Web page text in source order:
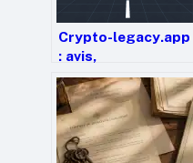
Crypto-legacy.app
: avis,
fonctionnement et
précautions avant
de vous lancer